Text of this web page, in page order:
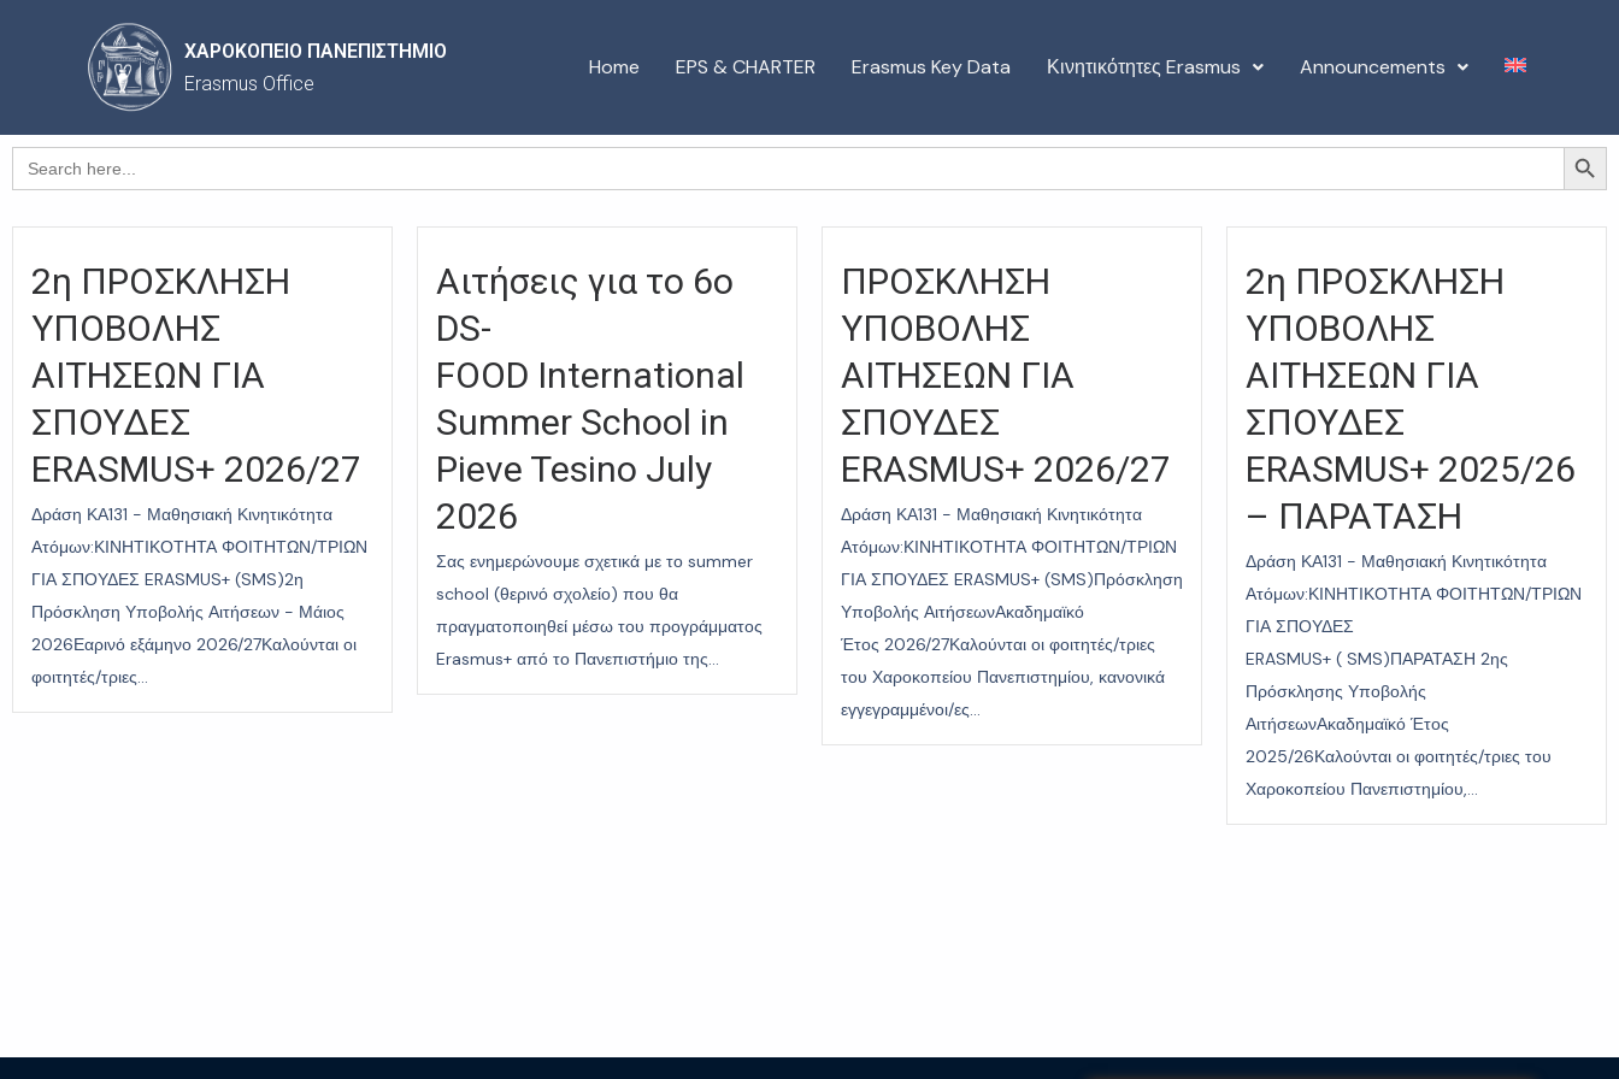
ΧΑΡΟΚΟΠΕΙΟ ΠΑΝΕΠΙΣΤΗΜΙΟ
Erasmus Office
Home EPS & CHARTER Erasmus Key Data Κινητικότητες Erasmus Announcements
Search
for:
Search Button
2η ΠΡΟΣΚΛΗΣΗ
ΥΠΟΒΟΛΗΣ
ΑΙΤΗΣΕΩΝ ΓΙΑ
ΣΠΟΥΔΕΣ
ERASMUS+ 2026/27
Δράση ΚΑ131 - Μαθησιακή Κινητικότητα
Ατόμων:ΚΙΝΗΤΙΚΟΤΗΤΑ ΦΟΙΤΗΤΩΝ/ΤΡΙΩΝ
ΓΙΑ ΣΠΟΥΔΕΣ ERASMUS+ (SMS)2η
Πρόσκληση Υποβολής Αιτήσεων - Μάιος
2026Εαρινό εξάμηνο 2026/27Καλούνται οι
φοιτητές/τριες...
Αιτήσεις για το 6ο
DS-
FOOD International
Summer School in
Pieve Tesino July
2026
Σας ενημερώνουμε σχετικά με το summer
school (θερινό σχολείο) που θα
πραγματοποιηθεί μέσω του προγράμματος
Erasmus+ από το Πανεπιστήμιο της...
ΠΡΟΣΚΛΗΣΗ
ΥΠΟΒΟΛΗΣ
ΑΙΤΗΣΕΩΝ ΓΙΑ
ΣΠΟΥΔΕΣ
ERASMUS+ 2026/27
Δράση ΚΑ131 - Μαθησιακή Κινητικότητα
Ατόμων:ΚΙΝΗΤΙΚΟΤΗΤΑ ΦΟΙΤΗΤΩΝ/ΤΡΙΩΝ
ΓΙΑ ΣΠΟΥΔΕΣ ERASMUS+ (SMS)Πρόσκληση
Υποβολής ΑιτήσεωνΑκαδημαϊκό
Έτος 2026/27Καλούνται οι φοιτητές/τριες
του Χαροκοπείου Πανεπιστημίου, κανονικά
εγγεγραμμένοι/ες...
2η ΠΡΟΣΚΛΗΣΗ
ΥΠΟΒΟΛΗΣ
ΑΙΤΗΣΕΩΝ ΓΙΑ
ΣΠΟΥΔΕΣ
ERASMUS+ 2025/26
– ΠΑΡΑΤΑΣΗ
Δράση ΚΑ131 - Μαθησιακή Κινητικότητα
Ατόμων:ΚΙΝΗΤΙΚΟΤΗΤΑ ΦΟΙΤΗΤΩΝ/ΤΡΙΩΝ
ΓΙΑ ΣΠΟΥΔΕΣ
ERASMUS+ ( SMS)ΠΑΡΑΤΑΣΗ 2ης
Πρόσκλησης Υποβολής
ΑιτήσεωνΑκαδημαϊκό Έτος
2025/26Καλούνται οι φοιτητές/τριες του
Χαροκοπείου Πανεπιστημίου,...